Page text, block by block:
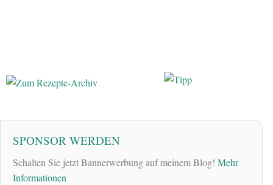
SPONSOR WERDEN
Schalten Sie jetzt Bannerwerbung auf meinem Blog! Mehr
Informationen